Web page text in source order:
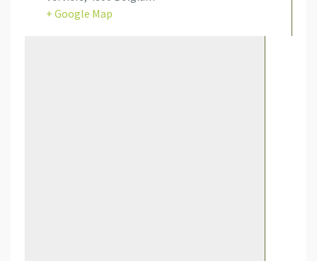
+ Google Map